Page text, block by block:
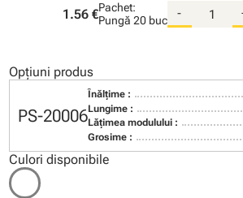
1.56 €Pachet:
Pungă 20 buc
-
Opțiuni produs
PS-20006
Înălţime :
Lungime :
Lăţimea modulului :
Grosime :
Culori disponibile